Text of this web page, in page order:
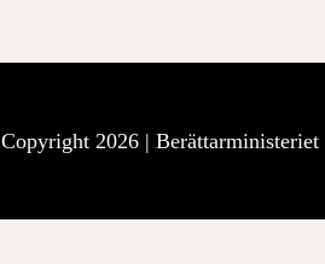
Copyright 2026 | Berättarministeriet